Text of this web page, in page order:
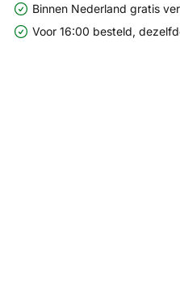
Binnen Nederland gratis
Voor 16:00 besteld,